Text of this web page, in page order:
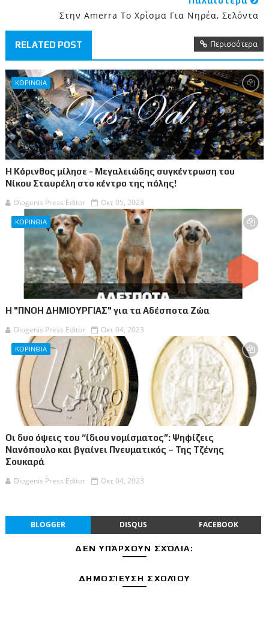
Στην Amerra Το Χρίσµα Για Νηρέα, Σελόντα
RELATED POST Περισσότερα
ΚΟΡΙΝΘΙΑ
Η Κόρινθος μίλησε - Μεγαλειώδης συγκέντρωση του
Νίκου Σταυρέλη στο κέντρο της πόλης!
Diogenis Press Editor
Οκτ 05, 2023
ΚΟΡΙΝΘΙΑ
Η "ΠΝΟΗ ΔΗΜΙΟΥΡΓΙΑΣ" για τα Αδέσποτα Ζώα
Diogenis Press Editor
Οκτ 04, 2023
ΚΟΡΙΝΘΙΑ
Οι δυο όψεις του “ίδιου νομίσματος”: Ψηφίζεις
Νανόπουλο και βγαίνει Πνευματικός – Της Τζένης
Σουκαρά
Diogenis Press Editor
Οκτ 04, 2023
BLOGGER DISQUS FACEBOOK
ΔΕΝ ΥΠΆΡΧΟΥΝ ΣΧΌΛΙΑ:
ΔΗΜΟΣΊΕΥΣΗ ΣΧΟΛΊΟΥ